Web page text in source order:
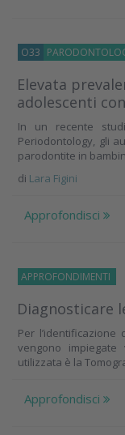
O33
Elevata
adolescenti
In un recente
Periodontology, gli
parodontite in
di Lara Figini
Approfondisci
APPROFONDIMENTI
Diagnosticare
Per l’identificazione
vengono
utilizzata è la
Approfondisci